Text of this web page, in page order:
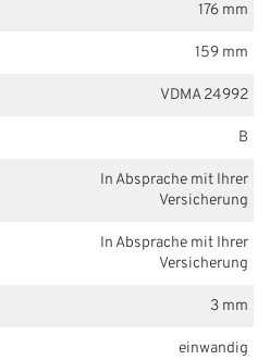
176 mm
159 mm
VDMA 24992
B
In Absprache mit Ihrer
Versicherung
In Absprache mit Ihrer
Versicherung
3 mm
einwandig